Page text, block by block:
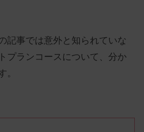
記事では意外と知られていな
プランコースについて、分か
。